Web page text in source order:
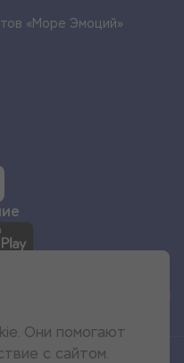
«Море Эмоций»
Они помогают
с сайтом.